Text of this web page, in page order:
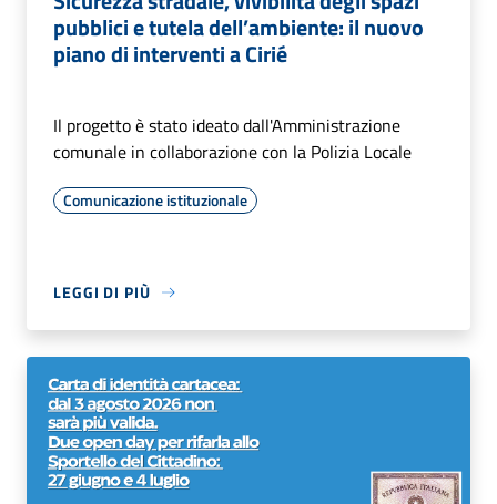
pubblici e tutela dell’ambiente: il nuovo
piano di interventi a Cirié
Il progetto è stato ideato dall'Amministrazione
comunale in collaborazione con la Polizia Locale
Comunicazione istituzionale
LEGGI DI PIÙ